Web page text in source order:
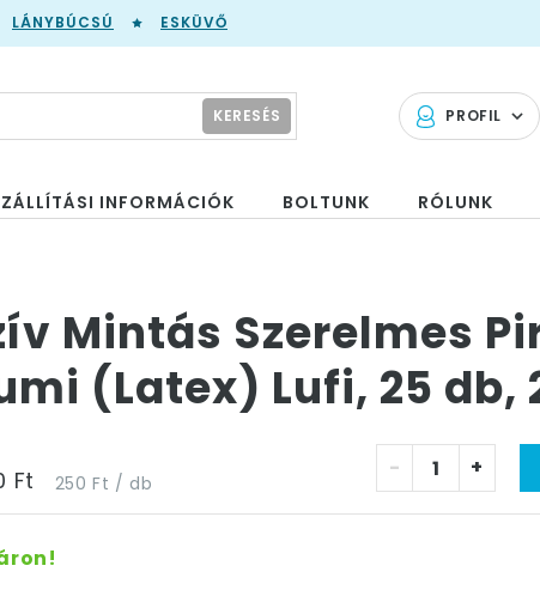
LÁNYBÚCSÚ ESKÜVŐ
PROFIL
KERESÉS
INFORMÁCIÓK BOLTUNK RÓLUNK
Mintás Szerelmes
(Latex) Lufi, 25 db,
Ft 250 Ft / db
- +